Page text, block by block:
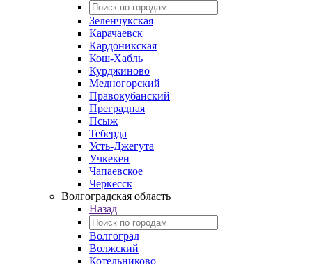
Зеленчукская
Карачаевск
Кардоникская
Кош-Хабль
Курджиново
Медногорский
Правокубанский
Преградная
Псыж
Теберда
Усть-Джегута
Учкекен
Чапаевское
Черкесск
Волгоградская область
Назад
Волгоград
Волжский
Котельниково